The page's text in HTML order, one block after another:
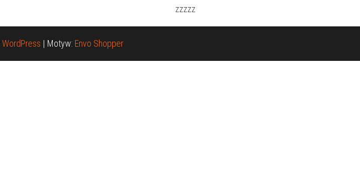
zzzzz
WordPress | Motyw: Envo Shopper